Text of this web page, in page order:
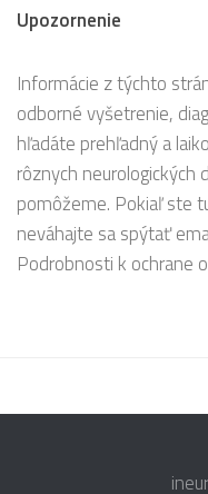
Upozornenie
Informácie z týchto
odborné vyšetrenie,
hľadáte prehľadný a
rôznych neurologických
pomôžeme. Pokiaľ ste
neváhajte sa spýtať
Podrobnosti k ochrane